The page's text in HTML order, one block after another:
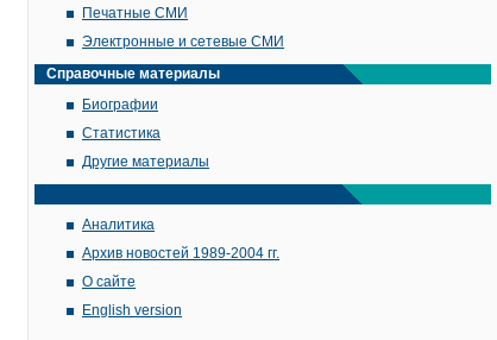
Печатные СМИ
Электронные и сетевые СМИ
Справочные материалы
Биографии
Статистика
Другие материалы
Аналитика
Архив новостей 1989-2004 гг.
О сайте
English version